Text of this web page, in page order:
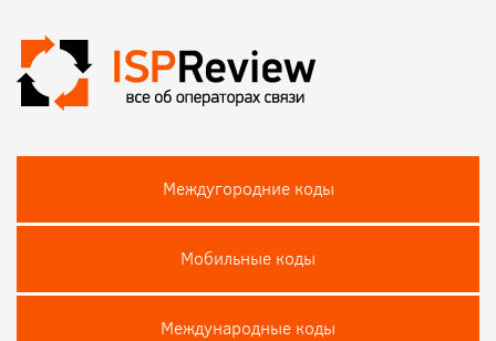
Междугородние коды
Мобильные коды
Международные коды